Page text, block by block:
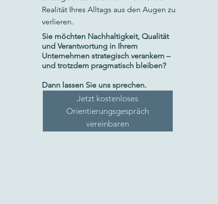
Realität Ihres Alltags aus den Augen zu
verlieren.
Sie möchten Nachhaltigkeit, Qualität
und Verantwortung in Ihrem
Unternehmen strategisch verankern –
und trotzdem pragmatisch bleiben?
Dann lassen Sie uns sprechen.
Jetzt kostenloses
Orientierungsgespräch
vereinbaren